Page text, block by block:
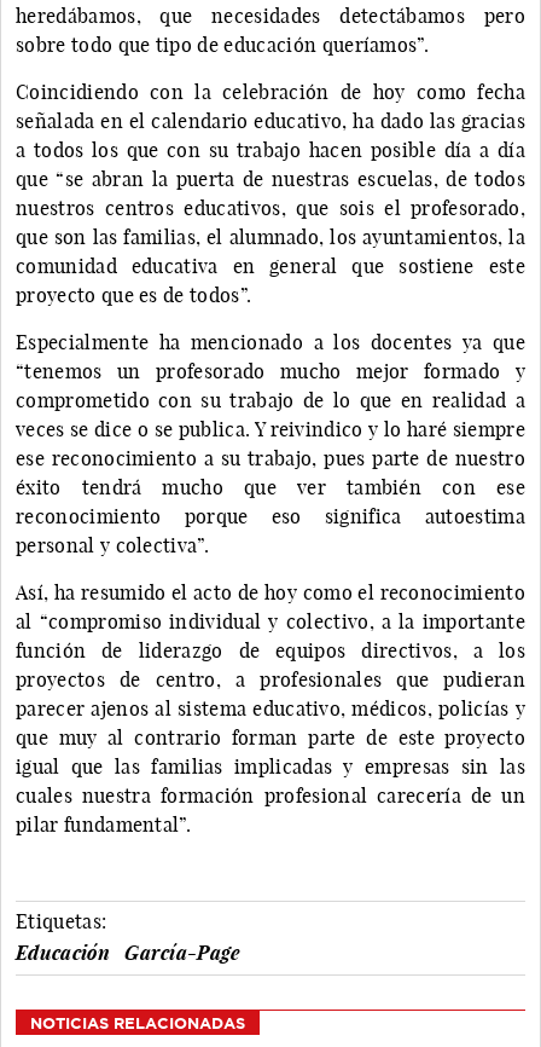
heredábamos, que necesidades detectábamos pero
sobre todo que tipo de educación queríamos”.
Coincidiendo con la celebración de hoy como fecha
señalada en el calendario educativo, ha dado las gracias
a todos los que con su trabajo hacen posible día a día
que “se abran la puerta de nuestras escuelas, de todos
nuestros centros educativos, que sois el profesorado,
que son las familias, el alumnado, los ayuntamientos, la
comunidad educativa en general que sostiene este
proyecto que es de todos”.
Especialmente ha mencionado a los docentes ya que
“tenemos un profesorado mucho mejor formado y
comprometido con su trabajo de lo que en realidad a
veces se dice o se publica. Y reivindico y lo haré siempre
ese reconocimiento a su trabajo, pues parte de nuestro
éxito tendrá mucho que ver también con ese
reconocimiento porque eso significa autoestima
personal y colectiva”.
Así, ha resumido el acto de hoy como el reconocimiento
al “compromiso individual y colectivo, a la importante
función de liderazgo de equipos directivos, a los
proyectos de centro, a profesionales que pudieran
parecer ajenos al sistema educativo, médicos, policías y
que muy al contrario forman parte de este proyecto
igual que las familias implicadas y empresas sin las
cuales nuestra formación profesional carecería de un
pilar fundamental”.
Etiquetas:
Educación
García-Page
NOTICIAS RELACIONADAS